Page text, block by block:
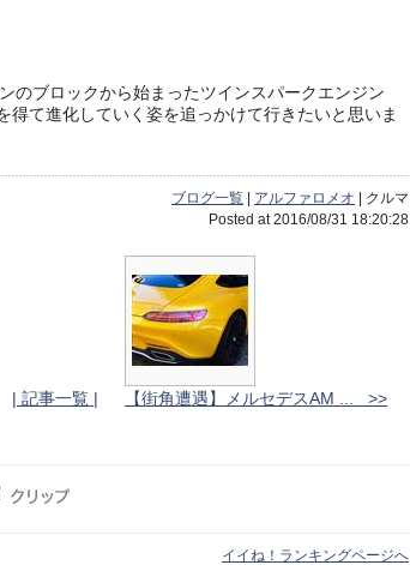
のブロックから始まったツインスパークエンジン
得て進化していく姿を追っかけて行きたいと思いま
ブログ一覧 アルファロメオ | クルマ
Posted at 2016/08/31 18:20:28
| 記事一覧 | 【街角遭遇】メルセデスAM ... >>
イイね！ランキングページへ